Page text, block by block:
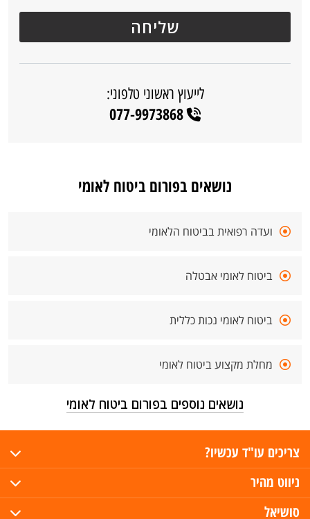
לייעוץ ראשוני טלפוני:
077-9973868
נושאים בפורום ביטוח לאומי
ועדה רפואית בביטוח הלאומי
ביטוח לאומי אבטלה
ביטוח לאומי נכות כללית
מחלת מקצוע ביטוח לאומי
נושאים נוספים בפורום ביטוח לאומי
צריכים עו"ד עכשיו?
ניווט מהיר
סושיאל